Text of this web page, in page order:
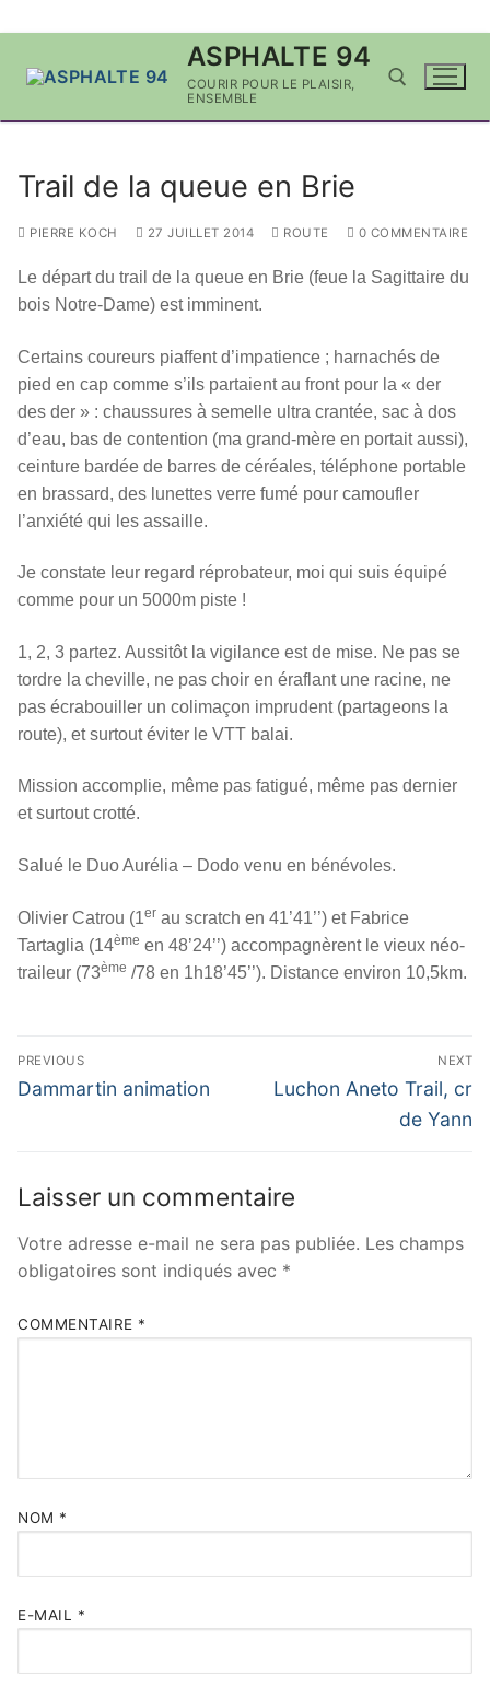
ASPHALTE 94
COURIR POUR LE PLAISIR,
ENSEMBLE
Trail de la queue en Brie
PIERRE KOCH 27 JUILLET 2014 ROUTE 0 COMMENTAIRE
Le départ du trail de la queue en Brie (feue la Sagittaire du
bois Notre-Dame) est imminent.
Certains coureurs piaffent d’impatience ; harnachés de
pied en cap comme s’ils partaient au front pour la « der
des der » : chaussures à semelle ultra crantée, sac à dos
d’eau, bas de contention (ma grand-mère en portait aussi),
ceinture bardée de barres de céréales, téléphone portable
en brassard, des lunettes verre fumé pour camoufler
l’anxiété qui les assaille.
Je constate leur regard réprobateur, moi qui suis équipé
comme pour un 5000m piste !
1, 2, 3 partez. Aussitôt la vigilance est de mise. Ne pas se
tordre la cheville, ne pas choir en éraflant une racine, ne
pas écrabouiller un colimaçon imprudent (partageons la
route), et surtout éviter le VTT balai.
Mission accomplie, même pas fatigué, même pas dernier
et surtout crotté.
Salué le Duo Aurélia – Dodo venu en bénévoles.
Olivier Catrou (1er au scratch en 41’41’’) et Fabrice
Tartaglia (14ème en 48’24’’) accompagnèrent le vieux néo-
traileur (73ème /78 en 1h18’45’’). Distance environ 10,5km.
Navigation
de
PREVIOUS
Previous
Dammartin animation
NEXT
Next
Luchon Aneto Trail, cr
de Yann
Laisser un commentaire
Votre adresse e-mail ne sera pas publiée. Les champs
obligatoires sont indiqués avec *
COMMENTAIRE *
NOM *
E-MAIL *